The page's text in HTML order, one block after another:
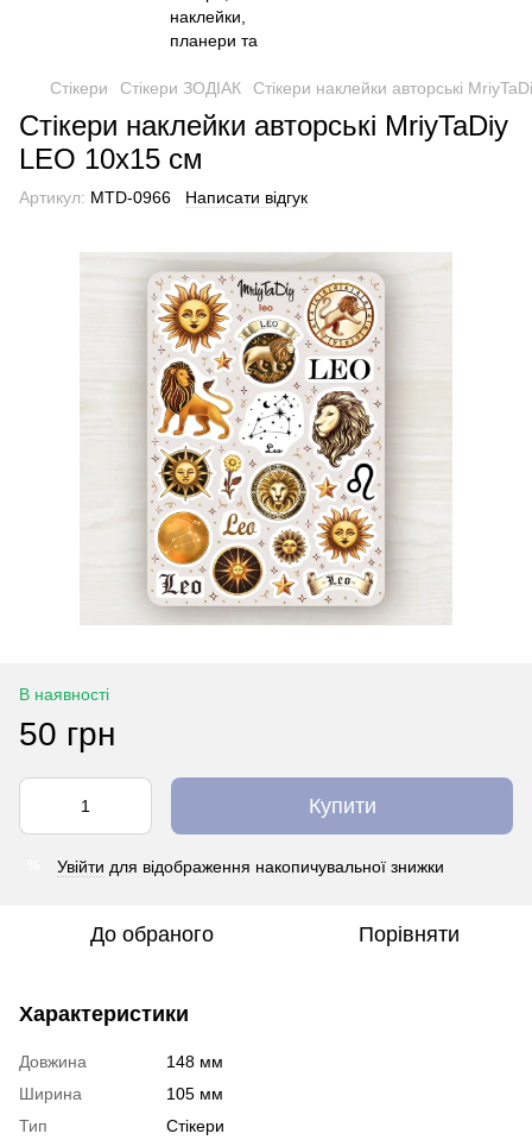
Стікери Стікери ЗОДІАК Стікери наклейки авторські
Стікери наклейки авторські MriyTaDiy
LEO 10х15 см
Артикул: MTD-0966 Написати відгук
В наявності
50 грн
Купити
Увійти для відображення накопичувальної знижки
До обраного Порівняти
Характеристики
Довжина
148 мм
Ширина
105 мм
Тип
Стікери